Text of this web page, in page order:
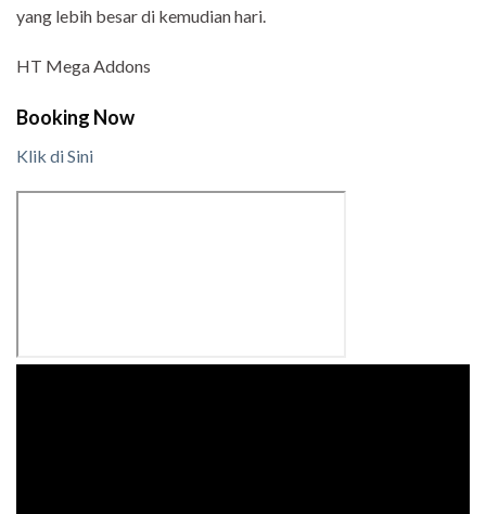
yang lebih besar di kemudian hari.
HT Mega Addons
Booking Now
Klik di Sini